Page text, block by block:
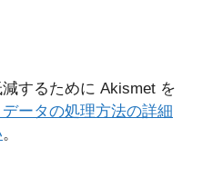
するために Akismet を
ータの処理方法の詳細
。